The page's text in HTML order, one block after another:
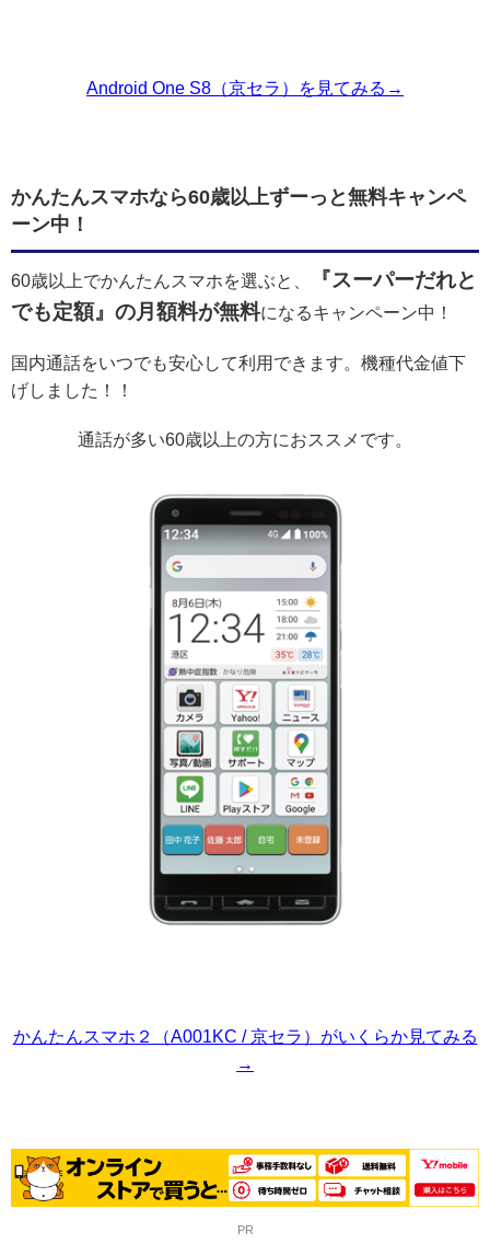
Android One S8（京セラ）を見てみる→
かんたんスマホなら60歳以上ずーっと無料キャンペ
ーン中！
60歳以上でかんたんスマホを選ぶと、
『スーパーだれと
でも定額』の月額料が無料になるキャンペーン中！
国内通話をいつでも安心して利用できます。機種代金値下
げしました！！
通話が多い60歳以上の方におススメです。
かんたんスマホ２（A001KC / 京セラ）がいくらか見てみる
→
PR